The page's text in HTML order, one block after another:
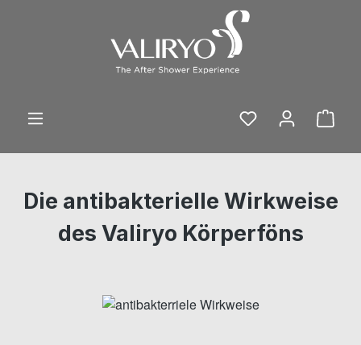
Die antibakterielle Wirkweise
des Valiryo Körperföns